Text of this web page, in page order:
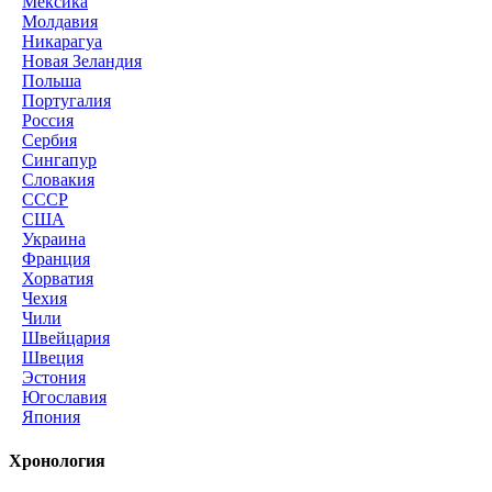
Молдавия
Никарагуа
Новая Зеландия
Польша
Португалия
Россия
Сербия
Сингапур
Словакия
СССР
США
Украина
Франция
Хорватия
Чехия
Чили
Швейцария
Швеция
Эстония
Югославия
Япония
Хронология